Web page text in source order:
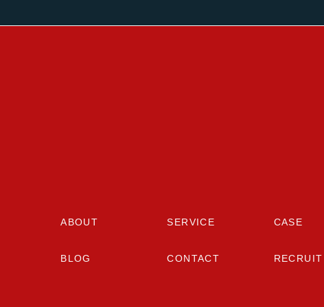
ABOUT SERVICE CASE
BLOG CONTACT RECRUIT